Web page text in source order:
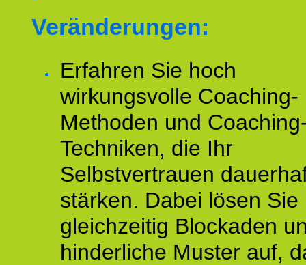
Veränderungen:
Erfahren Sie hoch
wirkungsvolle Coaching-
Methoden und
Techniken, die Ihr
Selbstvertrauen
stärken. Dabei lösen Sie
gleichzeitig Blockaden
hinderliche Muster auf,